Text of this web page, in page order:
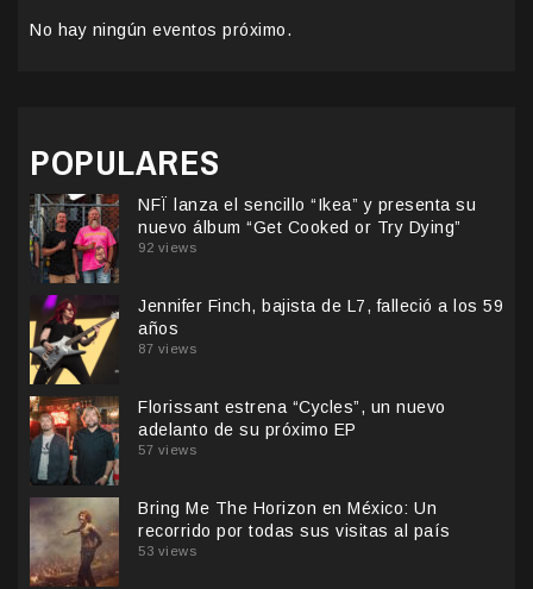
No hay ningún eventos próximo.
POPULARES
NFÏ lanza el sencillo “Ikea” y presenta su
nuevo álbum “Get Cooked or Try Dying”
92 views
Jennifer Finch, bajista de L7, falleció a los 59
años
87 views
Florissant estrena “Cycles”, un nuevo
adelanto de su próximo EP
57 views
Bring Me The Horizon en México: Un
recorrido por todas sus visitas al país
53 views